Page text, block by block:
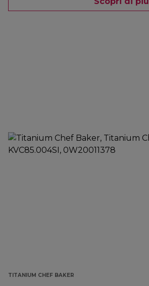
TITANIUM CHEF BAKER